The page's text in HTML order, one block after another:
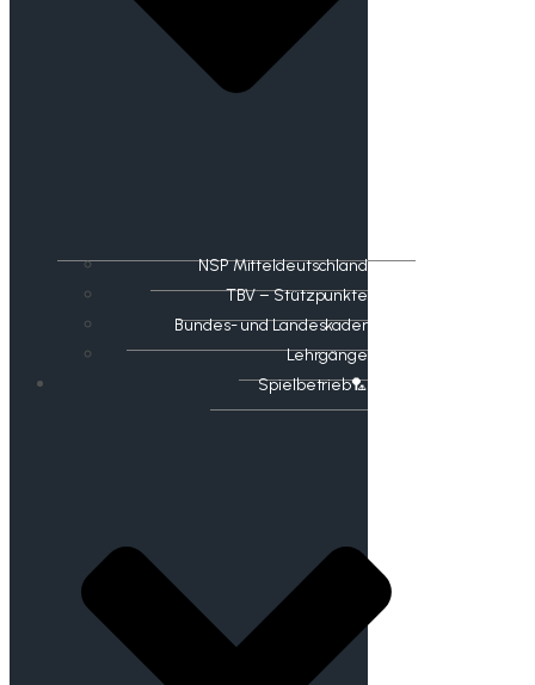
NSP Mitteldeutschland
TBV – Stützpunkte
Bundes- und Landeskader
Lehrgänge
Spielbetrieb🏸